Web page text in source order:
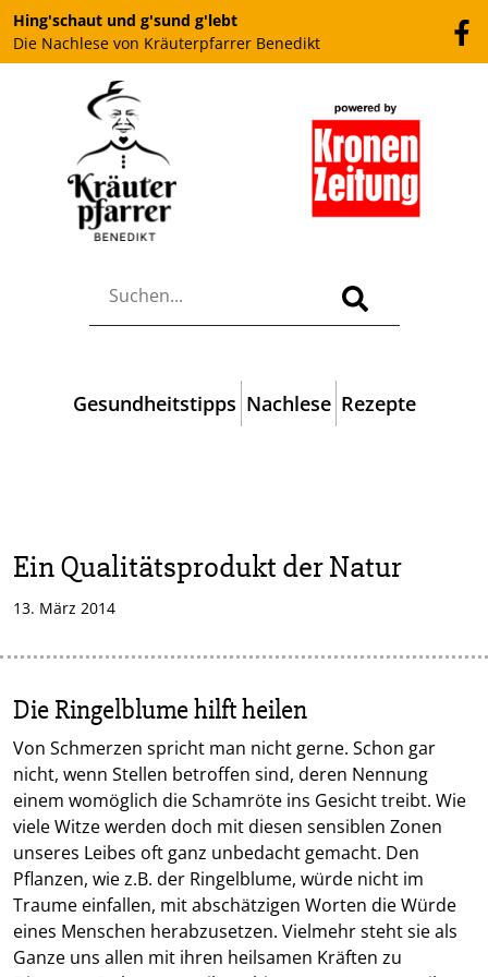
Hing'schaut und g'sund g'lebt
Die Nachlese von Kräuterpfarrer Benedikt
Gesundheitstipps Nachlese Rezepte
Ein Qualitätsprodukt der Natur
13. März 2014
Die Ringelblume hilft heilen
Von Schmerzen spricht man nicht gerne. Schon gar
nicht, wenn Stellen betroffen sind, deren Nennung
einem womöglich die Schamröte ins Gesicht treibt. Wie
viele Witze werden doch mit diesen sensiblen Zonen
unseres Leibes oft ganz unbedacht gemacht. Den
Pflanzen, wie z.B. der Ringelblume, würde nicht im
Traume einfallen, mit abschätzigen Worten die Würde
eines Menschen herabzusetzen. Vielmehr steht sie als
Ganze uns allen mit ihren heilsamen Kräften zu